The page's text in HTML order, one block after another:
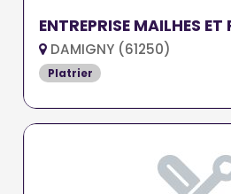
ENTREPRISE MAILHES ET
DAMIGNY (61250)
Platrier